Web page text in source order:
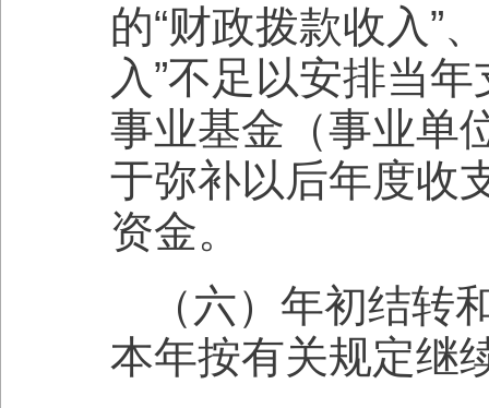
的“财政拨款收入”
入”不足以安排当
事业基金（事业单
于弥补以后年度收
资金。
（六）年初结转
本年按有关规定继